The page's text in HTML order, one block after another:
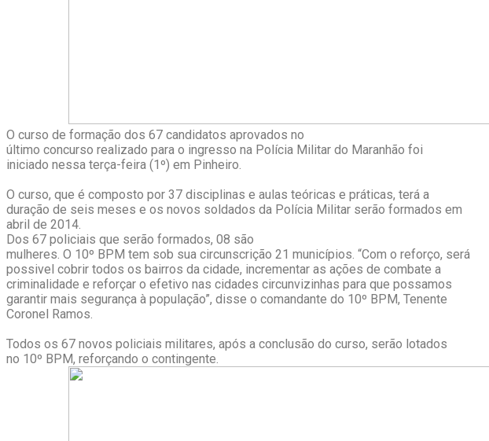
O curso de formação dos 67 candidatos aprovados no
último concurso realizado para o ingresso na Polícia Militar do Maranhão foi
iniciado nessa terça-feira (1º) em Pinheiro.
O curso, que é composto por 37 disciplinas e aulas teóricas e práticas, terá a
duração de seis meses e os novos soldados da Polícia Militar serão formados em
abril de 2014.
Dos 67 policiais que serão formados, 08 são
mulheres. O 10º BPM tem sob sua circunscrição 21 municípios. “Com o reforço, será
possivel cobrir todos os bairros da cidade, incrementar as ações de combate a
criminalidade e reforçar o efetivo nas cidades circunvizinhas para que possamos
garantir mais segurança à população”, disse o comandante do 10º BPM, Tenente
Coronel Ramos.
Todos os 67 novos policiais militares, após a conclusão do curso, serão lotados
no 10º BPM, reforçando o contingente.